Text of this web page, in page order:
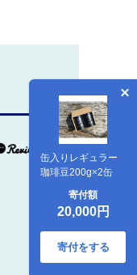
缶入りレギュラー
珈琲豆200g×2缶
寄付額
20,000円
寄付をする